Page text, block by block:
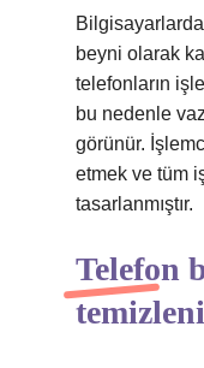
beyni olarak
telefonların
bu nedenle
görünür.
etmek ve tüm
tasarlanmıştır.
Telefon